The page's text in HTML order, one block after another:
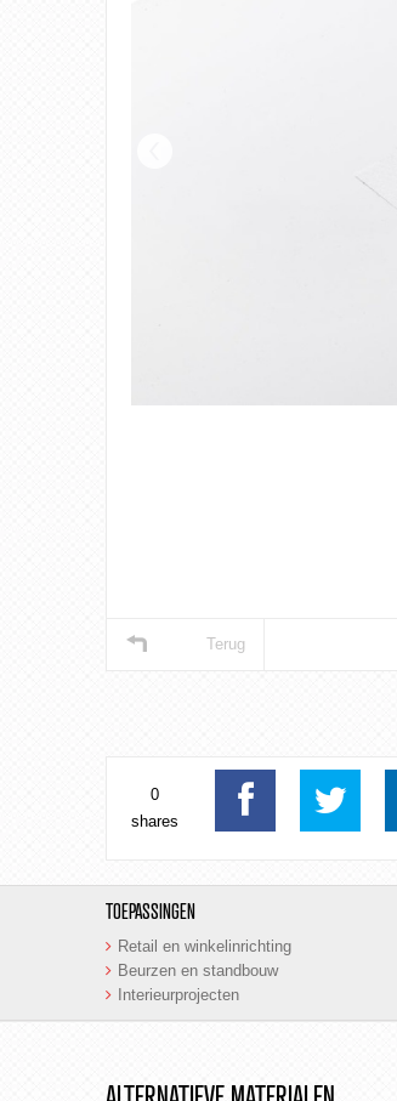
Terug
0
shares
TOEPASSINGEN
Retail en winkelinrichting
Beurzen en standbouw
Interieurprojecten